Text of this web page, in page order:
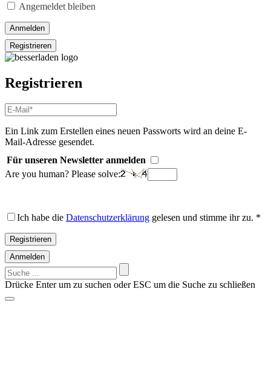
Angemeldet bleiben
Anmelden
Registrieren
Registrieren
E-
Mail-
Adresse*
Erforderlich
Ein Link zum Erstellen eines neuen Passworts wird an deine E-
Mail-Adresse gesendet.
Für unseren Newsletter anmelden
Are you human? Please solve:
Ich habe die Datenschutzerklärung gelesen und stimme ihr zu. *
Registrieren
Anmelden
Suchen
nach:
Drücke Enter um zu suchen oder ESC um die Suche zu schließen